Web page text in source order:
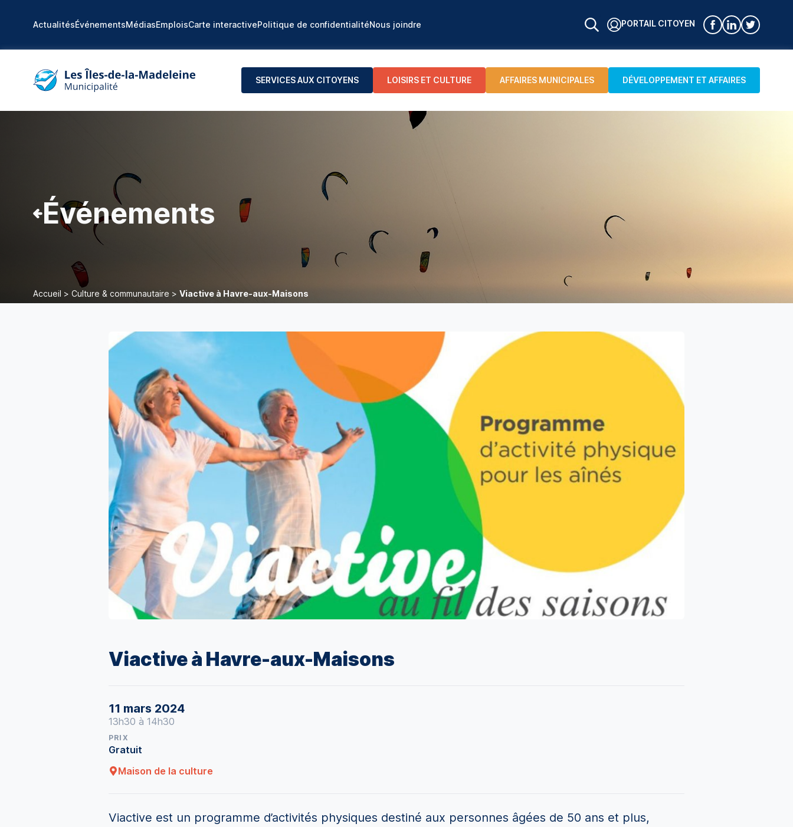
ActualitésÉvénementsMédiasEmploisCarte interactivePolitique de confidentialitéNous joindre PORTAIL CITOYEN
SERVICES AUX CITOYENS LOISIRS ET CULTURE AFFAIRES MUNICIPALES DÉVELOPPEMENT ET AFFAIRES
Événements
Accueil > Culture & communautaire > Viactive à Havre-aux-Maisons
Viactive à Havre-aux-Maisons
11 mars 2024
13h30 à 14h30
PRIX
Gratuit
Maison de la culture
Viactive est un programme d’activités physiques destiné aux personnes âgées de 50 ans et plus,